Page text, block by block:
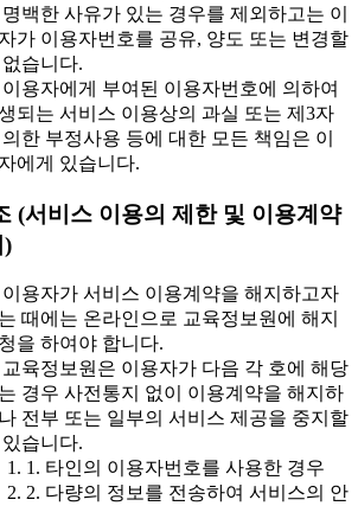
백한 사유가 있는 경우를 제외하고는 이
가 이용자번호를 공유, 양도 또는 변경할
습니다.
용자에게 부여된 이용자번호에 의하여
되는 서비스 이용상의 과실 또는 제3자
한 부정사용 등에 대한 모든 책임은 이
에게 있습니다.
(서비스 이용의 제한 및 이용계약
)
용자가 서비스 이용계약을 해지하고자
때에는 온라인으로 교육정보원에 해지
을 하여야 합니다.
육정보원은 이용자가 다음 각 호에 해당
경우 사전통지 없이 이용계약을 해지하
전부 또는 일부의 서비스 제공을 중지할
습니다.
1. 타인의 이용자번호를 사용한 경우
2. 다량의 정보를 전송하여 서비스의 안